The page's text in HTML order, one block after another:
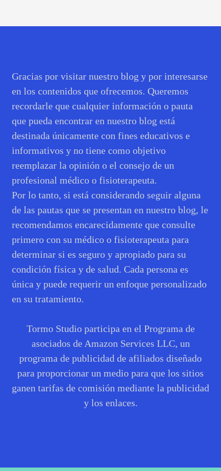
Gracias por visitar nuestro blog y por interesarse
en los contenidos que ofrecemos. Queremos
recordarle que cualquier información o pauta
que pueda encontrar en nuestro blog está
destinada únicamente con fines educativos e
informativos y no tiene como objetivo
reemplazar la opinión o el consejo de un
profesional médico o fisioterapeuta.
Por lo tanto, si está considerando seguir alguna
de las pautas que se presentan en nuestro blog, le
recomendamos encarecidamente que consulte
primero con su médico o fisioterapeuta para
determinar si es seguro y apropiado para su
condición física y de salud. Cada persona es
única y puede requerir un enfoque personalizado
en su tratamiento.
Tormo Studio participa en el Programa de
asociados de Amazon Services LLC, un
programa de publicidad de afiliados diseñado
para proporcionar un medio para que los sitios
ganen tarifas de comisión mediante la publicidad
y los enlaces.